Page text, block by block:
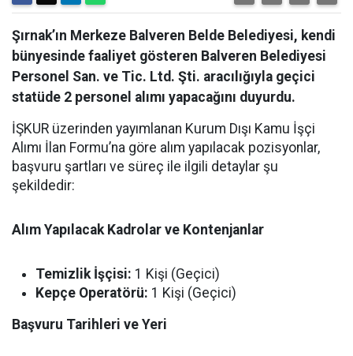
Şırnak’ın Merkeze Balveren Belde Belediyesi, kendi
bünyesinde faaliyet gösteren Balveren Belediyesi
Personel San. ve Tic. Ltd. Şti. aracılığıyla geçici
statüde 2 personel alımı yapacağını duyurdu.
İŞKUR üzerinden yayımlanan Kurum Dışı Kamu İşçi
Alımı İlan Formu’na göre alım yapılacak pozisyonlar,
başvuru şartları ve süreç ile ilgili detaylar şu
şekildedir:
Alım Yapılacak Kadrolar ve Kontenjanlar
Temizlik İşçisi: 1 Kişi (Geçici)
Kepçe Operatörü: 1 Kişi (Geçici)
Başvuru Tarihleri ve Yeri